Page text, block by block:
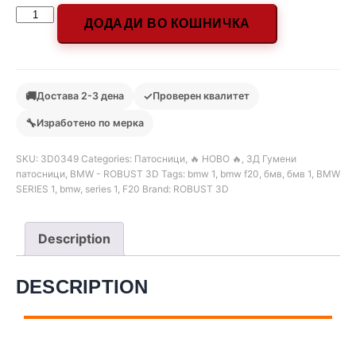
ДОДАДИ ВО КОШНИЧКА
🚚Достава 2-3 дена ✓Проверен квалитет
🔧Изработено по мерка
SKU: 3D0349 Categories: Патосници, 🔥 НОВО 🔥 , 3Д Гумени
патосници, BMW - ROBUST 3D Tags: bmw 1, bmw f20, бмв, бмв 1, BMW
SERIES 1, bmw, series 1, F20 Brand: ROBUST 3D
Description
DESCRIPTION